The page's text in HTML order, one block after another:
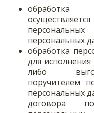
обработка
персональных
обработка
для
либо
поручителем
персональных
договора